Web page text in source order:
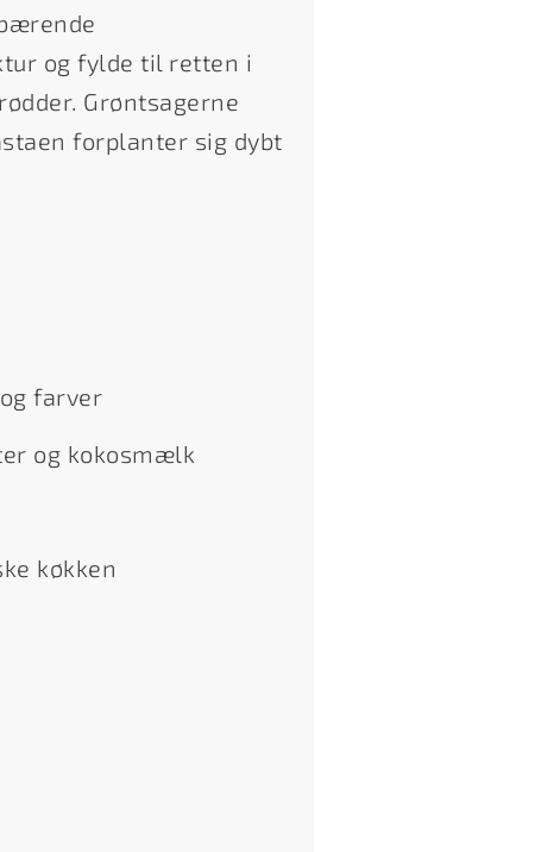
og fylde til retten i
Grøntsagerne
forplanter sig dybt
farver
og kokosmælk
køkken